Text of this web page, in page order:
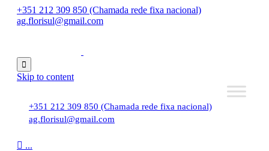
+351 212 309 850 (Chamada rede fixa nacional)
ag.florisul@gmail.com

Skip to content
+351 212 309 850 (Chamada rede fixa nacional)
ag.florisul@gmail.com
 ...